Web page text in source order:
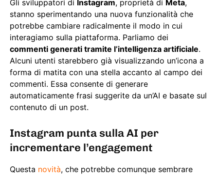
Gli sviluppatori di Instagram, proprietà di Meta,
stanno sperimentando una nuova funzionalità che
potrebbe cambiare radicalmente il modo in cui
interagiamo sulla piattaforma. Parliamo dei
commenti generati tramite l’intelligenza artificiale.
Alcuni utenti starebbero già visualizzando un’icona a
forma di matita con una stella accanto al campo dei
commenti. Essa consente di generare
automaticamente frasi suggerite da un’AI e basate sul
contenuto di un post.
Instagram punta sulla AI per
incrementare l’engagement
Questa novità, che potrebbe comunque sembrare